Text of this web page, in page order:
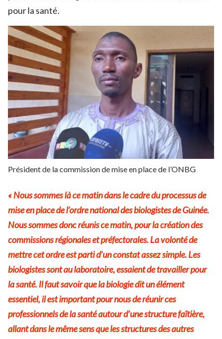
pour la santé.
Président de la commission de mise en place de l’ONBG
« Nous sommes là ce matin dans le cadre du processus de
mise en place de l’ordre national des biologistes de Guinée.
Nous sommes donc réunis ce matin, pour la création des
commissions régionales et préfectorales. La volonté de
mettre cet ordre est parti d’un constat assez simple. Les
biologistes sont au laboratoire, essaient de travailler pour
la santé. Il faut savoir que la biologie dit un élément
essentiel, il est important pour nous de réunir ces
professionnels de la santé autour d’une structure faîtière,
allant dans le même sens que les structures des autres